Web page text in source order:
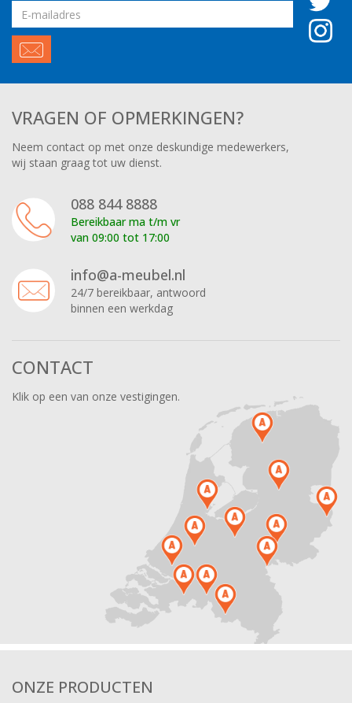
Email
adres
VRAGEN OF OPMERKINGEN?
Neem contact op met onze deskundige medewerkers,
wij staan graag tot uw dienst.
088 844 8888
Bereikbaar ma t/m vr
van 09:00 tot 17:00
info@a-meubel.nl
24/7 bereikbaar, antwoord
binnen een werkdag
CONTACT
Klik op een van onze vestigingen.
ONZE PRODUCTEN